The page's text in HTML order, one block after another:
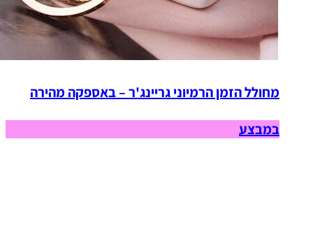
מחולל הזמן הרמיוני גריינג'ר – באספקה מהירה
במבצע